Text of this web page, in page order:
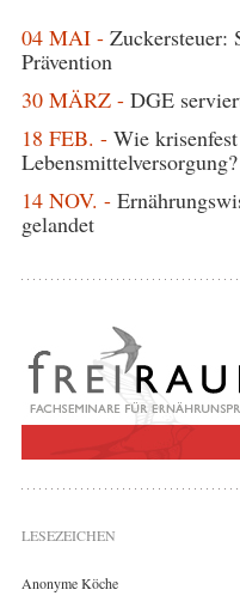
04 MAI - Zuckersteuer:
Prävention
30 MÄRZ - DGE
18 FEB. - Wie
Lebensmittelversorgung?
14 NOV. -
gelandet
LESEZEICHEN
Anonyme Köche